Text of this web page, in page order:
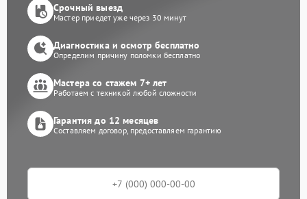
Срочный выезд
Мастер приедет уже через 30 минут
Диагностика и осмотр бесплатно
Определим причину поломки бесплатно
Мастера со стажем 7+ лет
Работаем с техникой любой сложности
Гарантия до 12 месяцев
Составляем договор, предоставляем гарантию